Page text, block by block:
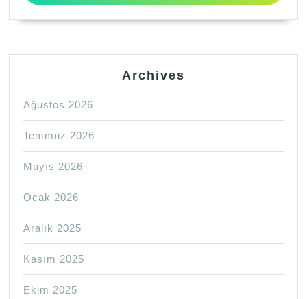
Archives
Ağustos 2026
Temmuz 2026
Mayıs 2026
Ocak 2026
Aralık 2025
Kasım 2025
Ekim 2025